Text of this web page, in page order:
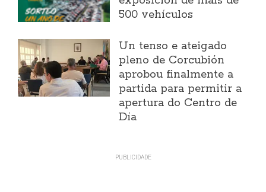
500 vehículos
Un tenso e ateigado
pleno de Corcubión
aprobou finalmente a
partida para permitir a
apertura do Centro de
Día